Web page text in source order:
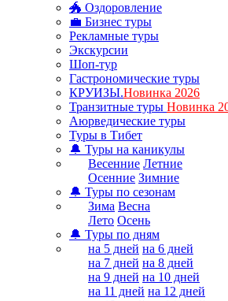
🐲 Оздоровление
💼 Бизнес туры
Рекламные туры
Экскурсии
Шоп-тур
Гастрономические туры
КРУИЗЫ.Новинка 2026
Транзитные туры Новинка
Аюрведические туры
Туры в Тибет
🔔 Туры на каникулы
Весенние Летние
Осенние Зимние
🔔 Туры по сезонам
Зима Весна
Лето Осень
🔔 Туры по дням
на 5 дней на 6 дней
на 7 дней на 8 дней
на 9 дней на 10 дней
на 11 дней на 12 дней